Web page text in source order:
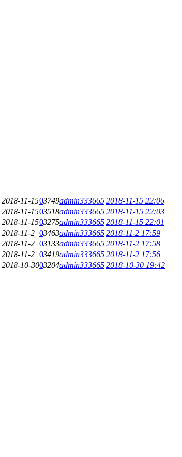
2018-11-1503749admin333665 2018-11-15 22:06
2018-11-1503518admin333665 2018-11-15 22:03
2018-11-1503275admin333665 2018-11-15 22:01
2018-11-2 03463admin333665 2018-11-2 17:59
2018-11-2 03133admin333665 2018-11-2 17:58
2018-11-2 03419admin333665 2018-11-2 17:56
2018-10-3003204admin333665 2018-10-30 19:42